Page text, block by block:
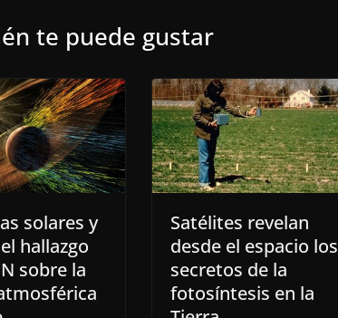
te puede gustar
solares y
hallazgo
sobre la
Satélites revelan
desde el espacio los
secretos de la
fotosíntesis en la